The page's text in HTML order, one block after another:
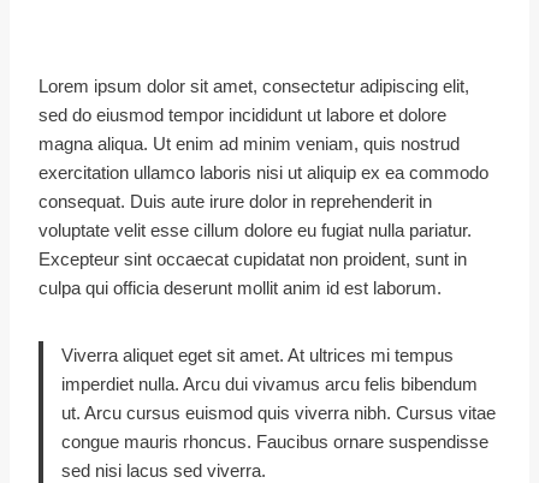
Lorem ipsum dolor sit amet, consectetur adipiscing elit,
sed do eiusmod tempor incididunt ut labore et dolore
magna aliqua. Ut enim ad minim veniam, quis nostrud
exercitation ullamco laboris nisi ut aliquip ex ea commodo
consequat. Duis aute irure dolor in reprehenderit in
voluptate velit esse cillum dolore eu fugiat nulla pariatur.
Excepteur sint occaecat cupidatat non proident, sunt in
culpa qui officia deserunt mollit anim id est laborum.
Viverra aliquet eget sit amet. At ultrices mi tempus
imperdiet nulla. Arcu dui vivamus arcu felis bibendum
ut. Arcu cursus euismod quis viverra nibh. Cursus vitae
congue mauris rhoncus. Faucibus ornare suspendisse
sed nisi lacus sed viverra.